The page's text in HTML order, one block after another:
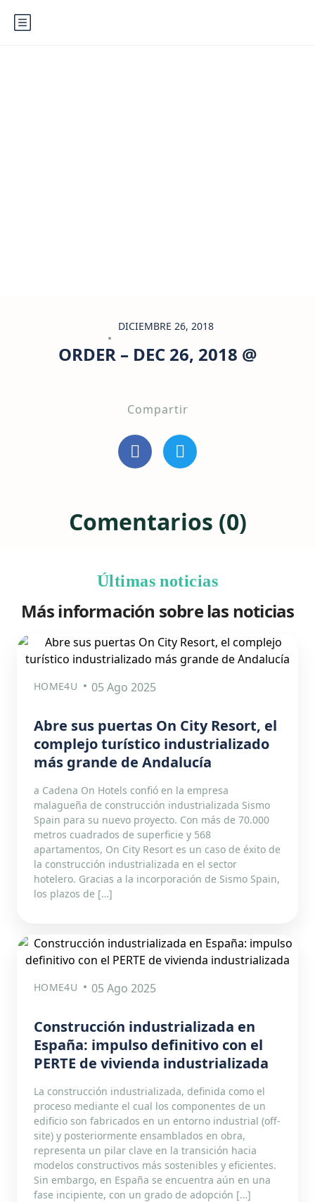
DICIEMBRE 26, 2018
ORDER – DEC 26, 2018 @
Compartir
Comentarios (0)
Últimas noticias
Más información sobre las noticias
HOME4U 05 Ago 2025
Abre sus puertas On City Resort, el
complejo turístico industrializado
más grande de Andalucía
a Cadena On Hotels confió en la empresa
malagueña de construcción industrializada Sismo
Spain para su nuevo proyecto. Con más de 70.000
metros cuadrados de superficie y 568
apartamentos, On City Resort es un caso de éxito de
la construcción industrializada en el sector
hotelero. Gracias a la incorporación de Sismo Spain,
los plazos de […]
HOME4U 05 Ago 2025
Construcción industrializada en
España: impulso definitivo con el
PERTE de vivienda industrializada
La construcción industrializada, definida como el
proceso mediante el cual los componentes de un
edificio son fabricados en un entorno industrial (off-
site) y posteriormente ensamblados en obra,
representa un pilar clave en la transición hacia
modelos constructivos más sostenibles y eficientes.
Sin embargo, en España se encuentra aún en una
fase incipiente, con un grado de adopción […]